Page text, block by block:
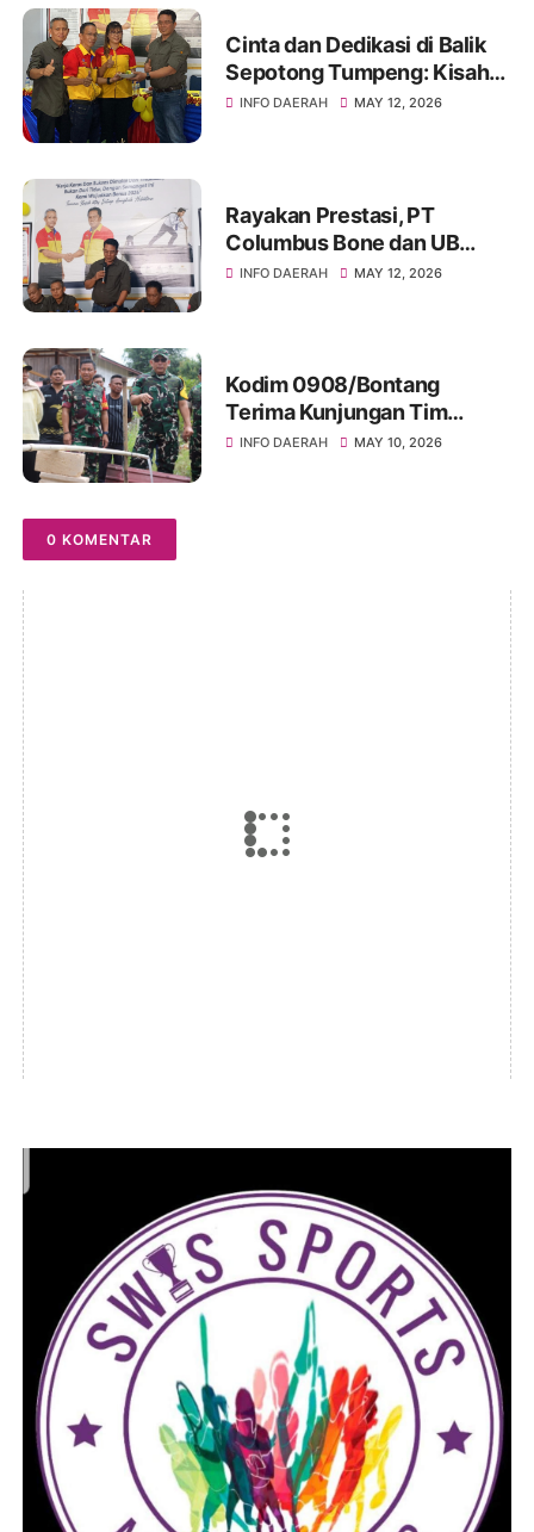
Cinta dan Dedikasi di Balik
Sepotong Tumpeng: Kisah
Manis Columbus Soppeng &
INFO DAERAH MAY 12, 2026
Rayakan Prestasi, PT
Columbus Bone dan UB
Parepare Bagikan Bonus
INFO DAERAH MAY 12, 2026
Kodim 0908/Bontang
Terima Kunjungan Tim
Wasev TMMD Ke-128 Tahun
INFO DAERAH MAY 10, 2026
0 KOMENTAR